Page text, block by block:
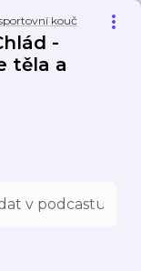
kouč
-
těla a